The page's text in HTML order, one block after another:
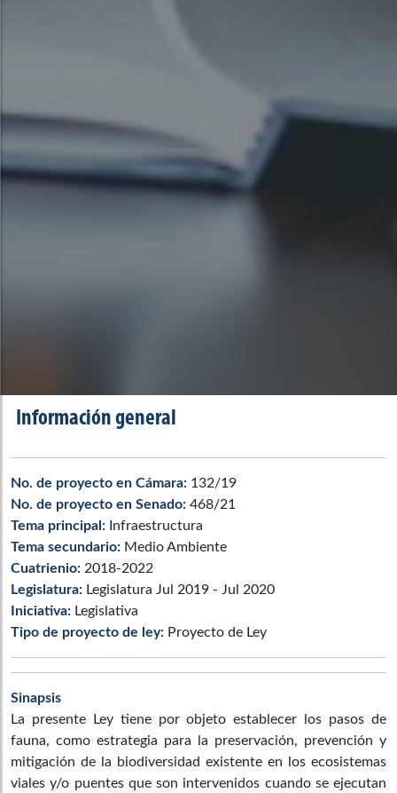
Información general
No. de proyecto en Cámara: 132/19
No. de proyecto en Senado: 468/21
Tema principal: Infraestructura
Tema secundario: Medio Ambiente
Cuatrienio: 2018-2022
Legislatura: Legislatura Jul 2019 - Jul 2020
Iniciativa: Legislativa
Tipo de proyecto de ley: Proyecto de Ley
Sinapsis
La presente Ley tiene por objeto establecer los pasos de
fauna, como estrategia para la preservación, prevención y
mitigación de la biodiversidad existente en los ecosistemas
viales y/o puentes que son intervenidos cuando se ejecutan